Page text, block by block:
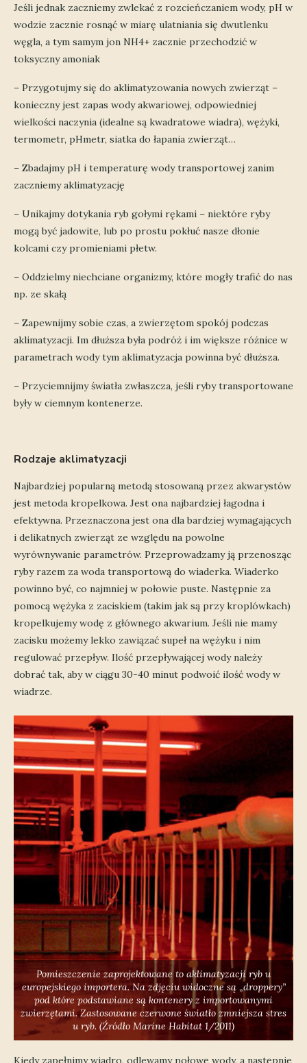
Jeśli jednak zaczniemy zwlekać z rozcieńczaniem wody, pH w
wodzie zacznie rosnąć w miarę ulatniania się dwutlenku
węgla, a tym samym jon NH4+ zacznie przechodzić w
toksyczny amoniak
– Przygotujmy się do aklimatyzowania nowych zwierząt –
konieczny jest zapas wody akwariowej, odpowiedniej
wielkości naczynia (idealne są kwadratowe wiadra), wężyki,
termometr, pHmetr, siatka do łapania zwierząt…
– Zbadajmy pH i temperaturę wody transportowej zanim
zaczniemy aklimatyzację
– Unikajmy dotykania ryb gołymi rękami – niektóre ryby
mogą być jadowite, lub po prostu pokłuć nasze dłonie
kolcami czy promieniami płetw.
– Oddzielmy niechciane organizmy, które mogły trafić do nas
np. ze skałą
– Zapewnijmy sobie czas, a zwierzętom spokój podczas
aklimatyzacji. Im dłuższa była podróż i im większe różnice w
parametrach wody tym aklimatyzacja powinna być dłuższa.
– Przyciemnijmy światła zwłaszcza, jeśli ryby transportowane
były w ciemnym kontenerze.
Rodzaje aklimatyzacji
Najbardziej popularną metodą stosowaną przez akwarystów
jest metoda kropelkowa. Jest ona najbardziej łagodna i
efektywna. Przeznaczona jest ona dla bardziej wymagających
i delikatnych zwierząt ze względu na powolne
wyrównywanie parametrów. Przeprowadzamy ją przenosząc
ryby razem za woda transportową do wiaderka. Wiaderko
powinno być, co najmniej w połowie puste. Następnie za
pomocą wężyka z zaciskiem (takim jak są przy kroplówkach)
kropelkujemy wodę z głównego akwarium. Jeśli nie mamy
zacisku możemy lekko zawiązać supeł na wężyku i nim
regulować przepływ. Ilość przepływającej wody należy
dobrać tak, aby w ciągu 30-40 minut podwoić ilość wody w
wiadrze.
Pomieszczenie zaprojektowane to aklimatyzacji ryb u
europejskiego importera. Na zdjęciu widoczne są „droppery”
pod które podstawiane są kontenery z importowanymi
zwierzętami. Zastosowane czerwone światło zmniejsza stres
u ryb. (Źródło Marine Habitat 1/2011)
Kiedy zapełnimy wiadro, odlewamy połowę wody, a następnie